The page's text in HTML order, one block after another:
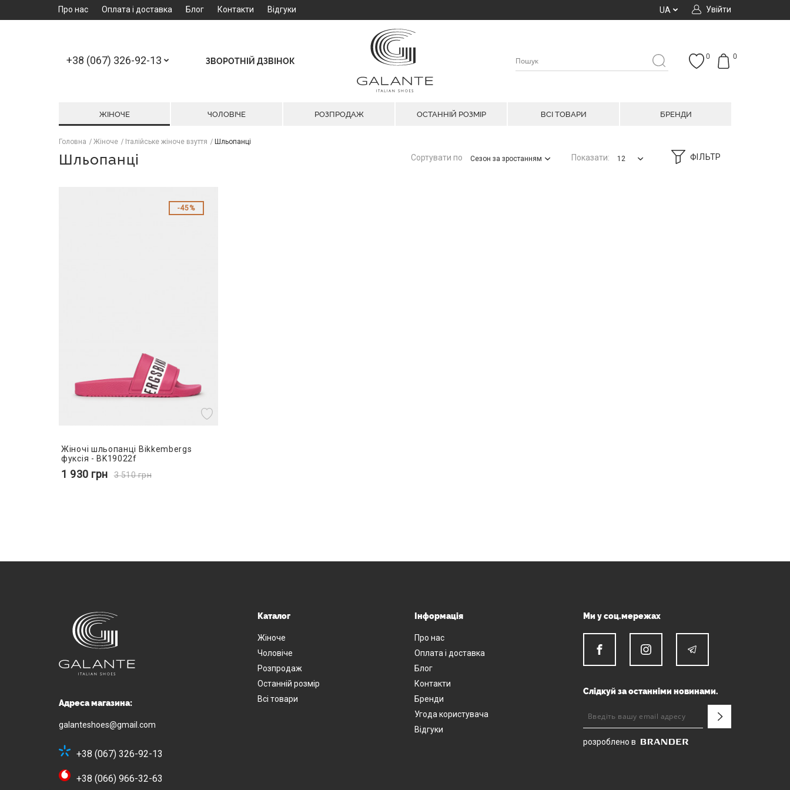
Про нас Оплата і доставка Блог Контакти Відгуки Увійти
UA
+38 (067) 326-92-13 ЗВОРОТНІЙ ДЗВІНОК
0
0
ЖІНОЧЕ ЧОЛОВІЧЕ РОЗПРОДАЖ ОСТАННІЙ РОЗМІР ВСІ ТОВАРИ БРЕНДИ
Головна Жіноче Італійське жіноче взуття Шльопанці
Шльопанці ФІЛЬТР
Сортувати по Сезон за зростанням Показати: 12
45%
Жіночі шльопанці Bikkembergs
фуксія - BK19022f
1 930 грн 3 510грн
Адреса магазина:
galanteshoes@gmail.com
+38 (067) 326-92-13
+38 (066) 966-32-63
Каталог
Жіноче
Чоловіче
Розпродаж
Останній розмір
Всі товари
Інформація
Про нас
Оплата і доставка
Блог
Контакти
Бренди
Угода користувача
Відгуки
Ми у соц.мережах
Слідкуй за останніми новинами.
розроблено в